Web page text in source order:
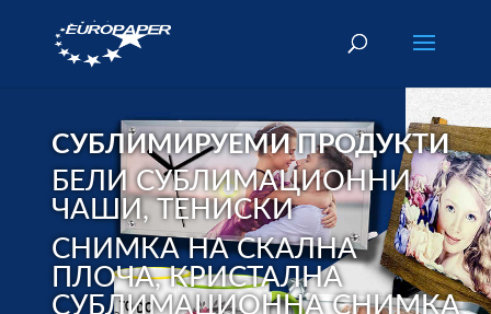
СУБЛИМИРУЕМИ ПРОДУКТИ
БЕЛИ СУБЛИМАЦИОННИ
ЧАШИ, ТЕНИСКИ
СНИМКА НА СКАЛНА
ПЛОЧА, КРИСТАЛНА
СУБЛИМАЦИОННА СНИМКА